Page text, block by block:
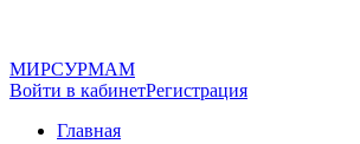
МИРСУРМАМ
Войти в кабинетРегистрация
Главная